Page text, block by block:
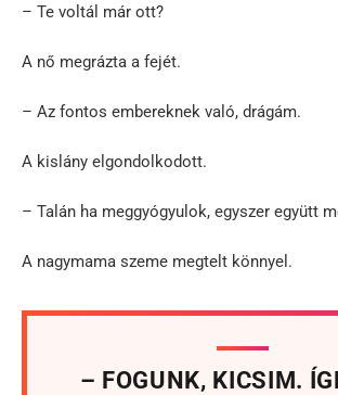
– Te voltál már ott?
A nő megrázta a fejét.
– Az fontos embereknek való, drágám.
A kislány elgondolkodott.
– Talán ha meggyógyulok, egyszer együtt
A nagymama szeme megtelt könnyel.
– FOGUNK, KICSIM.